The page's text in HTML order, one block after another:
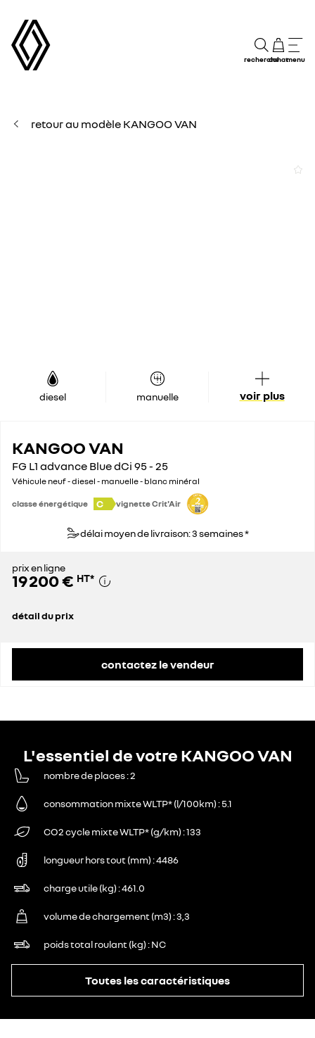
rechercheachatmenu
retour au modèle KANGOO VAN
diesel manuelle voir plus
KANGOO VAN
FG L1 advance Blue dCi 95 - 25
Véhicule neuf - diesel - manuelle - blanc minéral
classe énergétique C vignette Crit'Air
délai moyen de livraison: 3 semaines *
prix en ligne
19 200 € HT*
détail du prix
contactez le vendeur
L'essentiel de votre KANGOO VAN
nombre de places 2
consommation mixte WLTP* (l/100km) 5.1
CO2 cycle mixte WLTP* (g/km) 133
longueur hors tout (mm) 4486
charge utile (kg) 461.0
volume de chargement (m3) 3,3
poids total roulant (kg) NC
Toutes les caractéristiques